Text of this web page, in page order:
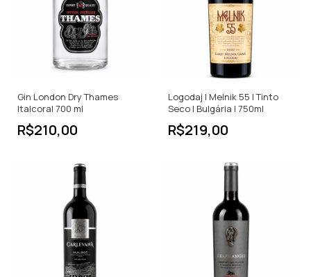
Gin London Dry Thames
Italcoral 700 ml
R$210,00
Logodaj | Melnik 55 | Tinto
Seco | Bulgária | 750ml
R$219,00